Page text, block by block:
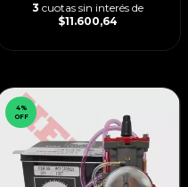
3 cuotas sin interés de
$11.600,64
4%
OFF